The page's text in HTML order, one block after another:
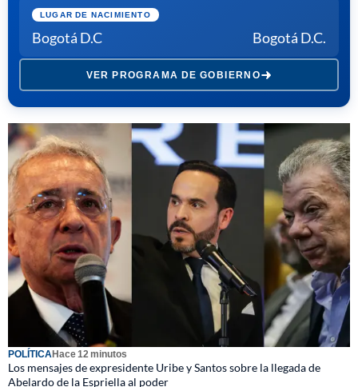
LUGAR DE NACIMIENTO
Bogotá D.C Bogotá D.C.
VER PROGRAMA DE GOBIERNO
POLÍTICAHace 12 minutos
Los mensajes de expresidente Uribe y Santos sobre la llegada de
Abelardo de la Espriella al poder